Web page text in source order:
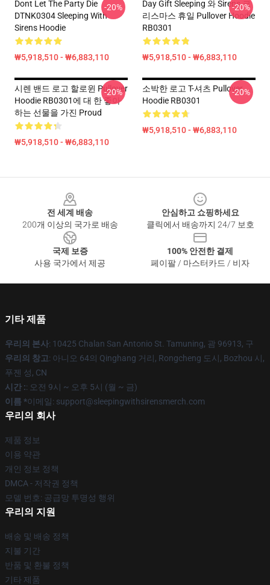
Dont Let The Party Die
DTNK0304 Sleeping With
Sirens Hoodie
₩5,918,510 - ₩6,883,110
-20%
Day Gift Sleeping 와 Sirens 크
리스마스 휴일 Pullover Hoodie
RB0301
₩5,918,510 - ₩6,883,110
-20%
시렌 밴드 로고 할로윈 Pullover
Hoodie RB0301에 대 한 좋아
하는 선물을 가진 Proud
₩5,918,510 - ₩6,883,110
-20%
소박한 로고 T-셔츠 Pullover
Hoodie RB0301
₩5,918,510 - ₩6,883,110
-20%
전 세계 배송
200개 이상의 국가로 배송
안심하고 쇼핑하세요
클릭에서 배송까지 24/7 보호
국제 보증
사용 국가에서 제공
100% 안전한 결제
페이팔 / 마스터카드 / 비자
기타 제품
우리의 본사: 10425 Chalan San Antonio St. Tamuning, 괌 96913, 구
우리의 창고: 아니오 64의 Qinghang 거리, Rongcheng 도시, Bozhou 시,
푸젠 성, CN
시간 :: 오전 9시 ~ 오후 5시 (월 ~ 금)
이름 *이메일: support@sleepingwithsirensmerch.com
우리의 회사
제품 정보
이용 약관
개인 정보 정책
DMCA - 저작권 정책
모델 번호: 공급망 투명성 행위
우리의 지원
배송 및 배송 정책
지불 기간
반품 및 환불 정책
기타 제품